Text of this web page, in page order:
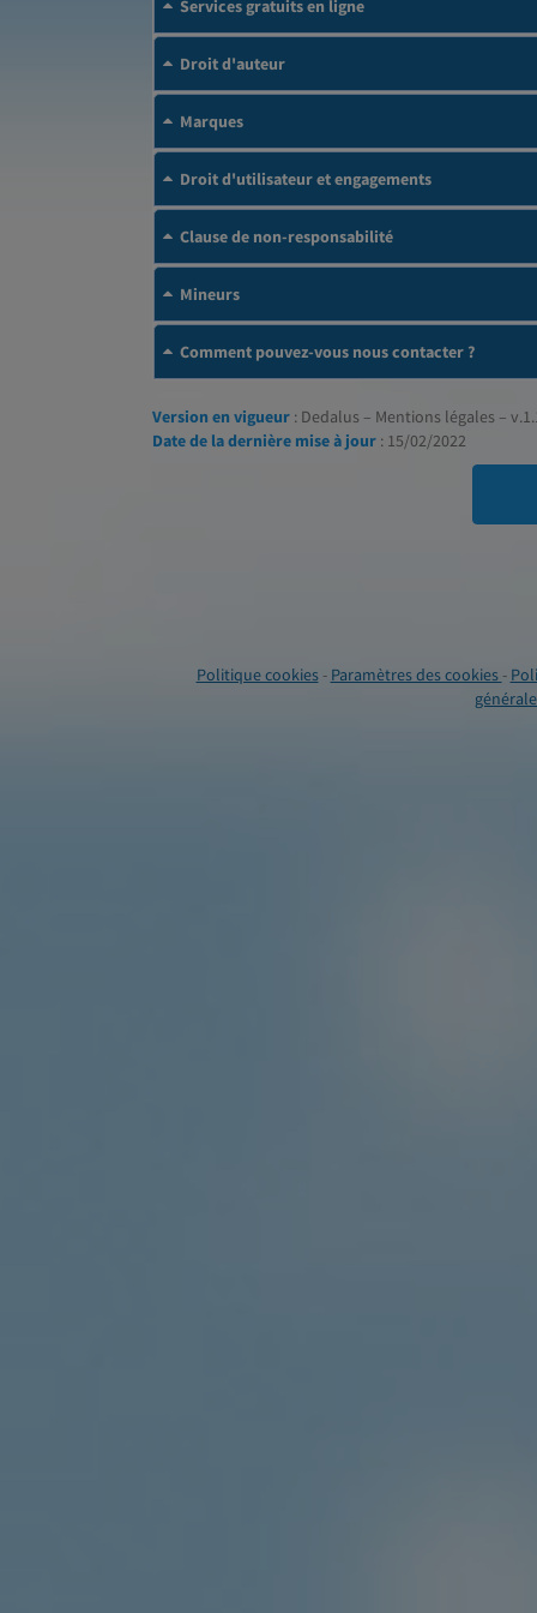
Services gratuits en ligne
Droit d'auteur
Marques
Droit d'utilisateur et engagements
Clause de non-responsabilité
Mineurs
Comment pouvez-vous nous contacter ?
Version en vigueur : Dedalus – Mentions légales –
Date de la dernière mise à jour : 15/02/2022
Politique cookies- Paramètres des cookies-